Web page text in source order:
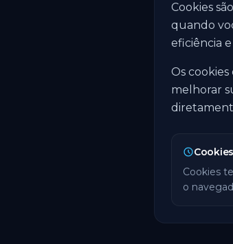
Cookies
quando
eficiência
Os
melhorar
Cookies
o